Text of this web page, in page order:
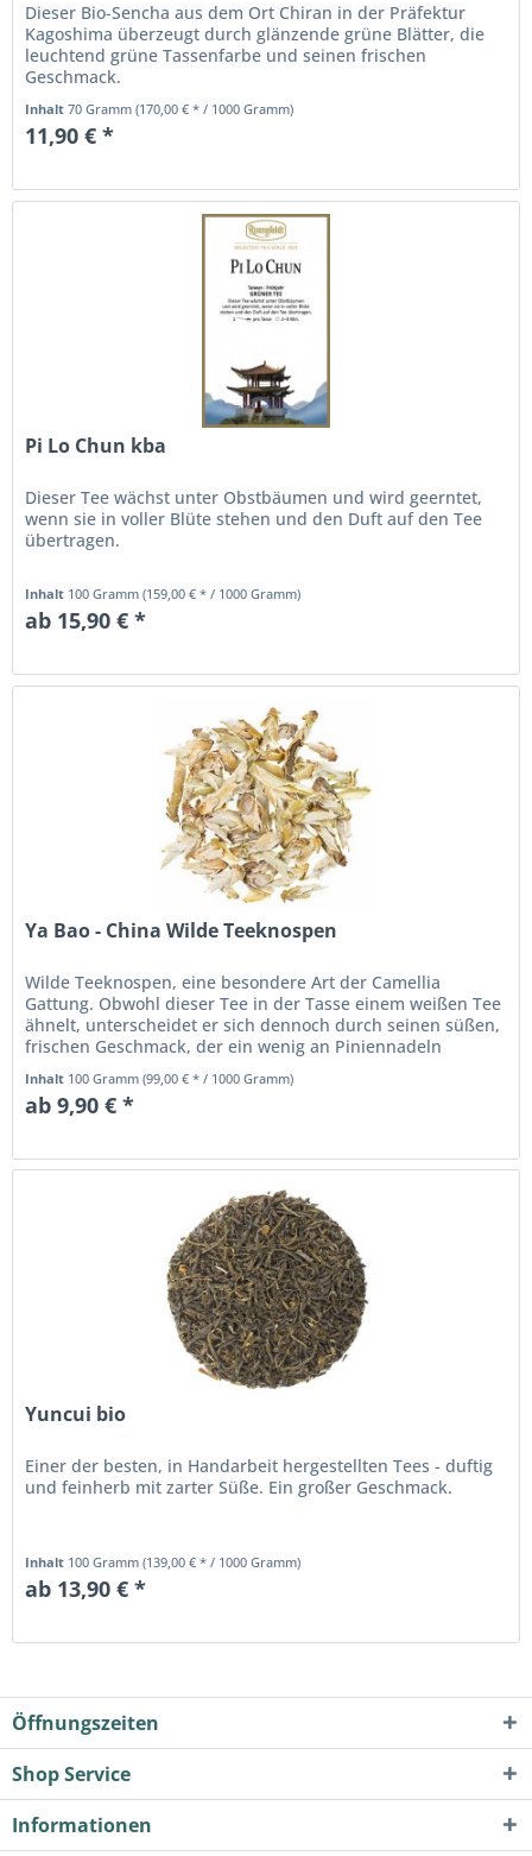
Dieser Bio-Sencha aus dem Ort Chiran in der Präfektur
Kagoshima überzeugt durch glänzende grüne Blätter, die
leuchtend grüne Tassenfarbe und seinen frischen
Geschmack.
Inhalt70 Gramm(170,00 € * / 1000 Gramm)
11,90 € *
Pi Lo Chun kba
Dieser Tee wächst unter Obstbäumen und wird geerntet,
wenn sie in voller Blüte stehen und den Duft auf den Tee
übertragen.
Inhalt 100 Gramm(159,00 € * / 1000 Gramm)
ab 15,90 € *
Ya Bao - China Wilde Teeknospen
Wilde Teeknospen, eine besondere Art der Camellia
Gattung. Obwohl dieser Tee in der Tasse einem weißen Tee
ähnelt, unterscheidet er sich dennoch durch seinen süßen,
frischen Geschmack, der ein wenig an Piniennadeln
Inhalt 100 Gramm(99,00 € * / 1000 Gramm)
ab 9,90 € *
Yuncui bio
Einer der besten, in Handarbeit hergestellten Tees - duftig
und feinherb mit zarter Süße. Ein großer Geschmack.
Inhalt 100 Gramm(139,00 € * / 1000 Gramm)
ab 13,90 € *
Öffnungszeiten
Shop Service
Informationen